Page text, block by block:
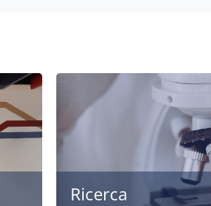
Ricerca